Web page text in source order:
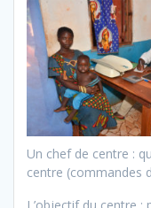
Un chef de centre :
centre (commandes